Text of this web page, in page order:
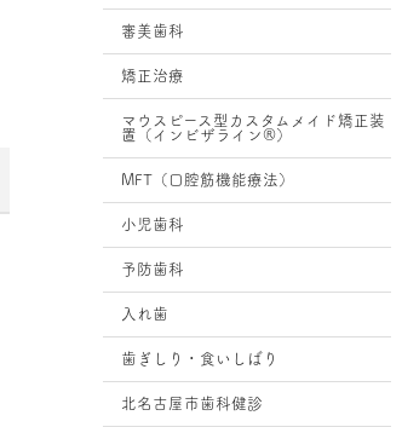
審美歯科
矯正治療
マウスピース型カスタムメイド矯正装
置（インビザライン®）
MFT（口腔筋機能療法）
小児歯科
予防歯科
入れ歯
歯ぎしり・食いしばり
北名古屋市歯科健診